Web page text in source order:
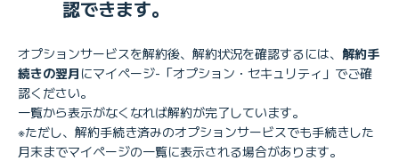
認できます。
オプションサービスを解約後、解約状況を確認するには、 解約手
続きの翌月 にマイページ-「オプション・セキュリティ」でご確
認ください。
一覧から表示がなくなれば解約が完了しています。
※ただし、解約手続き済みのオプションサービスでも手続きした
月末までマイページの一覧に表示される場合があります。